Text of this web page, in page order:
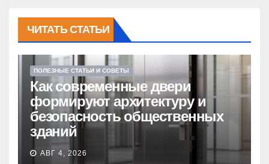
ЧИТАТЬ СТАТЬИ
ПОЛЕЗНЫЕ СТАТЬИ И СОВЕТЫ
Как современные двери
формируют архитектуру и
безопасность общественных
зданий
АВГ 4, 2026